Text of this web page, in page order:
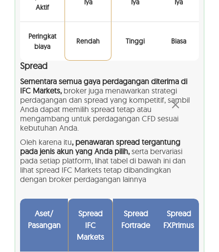
Aktif
Iya Iya Iya
Peringkat
biaya
Rendah Tinggi Biasa
Spread
Sementara semua gaya perdagangan diterima di
IFC Markets,broker juga menawarkan strategi
perdagangan dan spread yang kompetitif, sambil
Anda dapat memilih spread tetap atau
mengambang untuk perdagangan CFD sesuai
kebutuhan Anda.
Oleh karena itu, penawaran spread tergantung
pada jenis akun yang Anda pilih,serta bervariasi
pada setiap platform, lihat tabel di bawah ini dan
lihat spread IFC Markets tetap dibandingkan
dengan broker perdagangan lainnya
Aset/
Pasangan
Spread
IFC
Markets
Spread
Fortrade
Spread
FXPrimus